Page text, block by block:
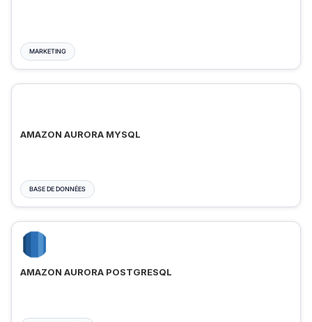
MARKETING
AMAZON AURORA MYSQL
BASE DE DONNÉES
AMAZON AURORA POSTGRESQL